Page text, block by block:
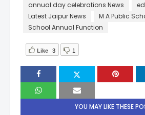
annual day celebrations News
Latest Jaipur News
M A Public
School Annual Function
Like 3 1
YOU MAY LIKE THESE